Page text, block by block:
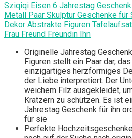
Sziqiqi Eisen 6 Jahrestag
Metall Paar Skulptur Geschenke
Dekor Abstrakte Figuren
Frau Freund Freundin Ihn
Originelle Jahrestag
Figuren stellt ein Paar dar,
einzigartiges herzförmiges
der Liebe interpretiert. Der
weichem Filz ausgekleidet,
Kratzern zu schützen. Es ist
Jahrestag Geschenk für ihn
für sie
Perfekte